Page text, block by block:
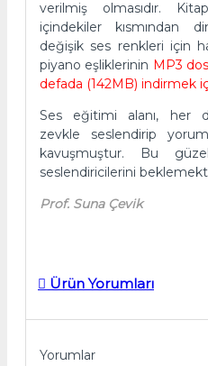
verilmiş olmasıdır.
içindekiler kısmından
değişik ses renkleri için
piyano eşliklerinin MP3
defada (142MB) indirmek
Ses eğitimi alanı, her
zevkle seslendirip
kavuşmuştur. Bu
seslendiricilerini
Prof. Suna Çevik
Ürün Yorumları
Yorumlar